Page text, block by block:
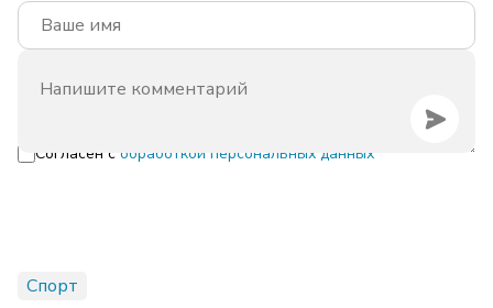
Согласен с обработкой персональных данных
Спорт